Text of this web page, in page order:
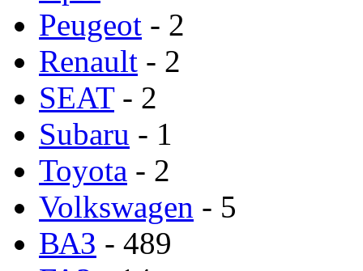
Peugeot - 2
Renault - 2
SEAT- 2
Subaru - 1
Toyota - 2
Volkswagen - 5
ВАЗ - 489